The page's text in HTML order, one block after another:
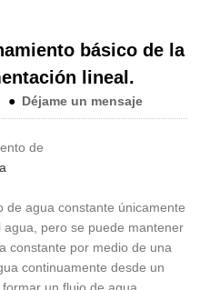
básico de la
lineal.
● Déjame un mensaje
de
de agua constante únicamente
pero se puede mantener
constante por medio de una
continuamente desde un